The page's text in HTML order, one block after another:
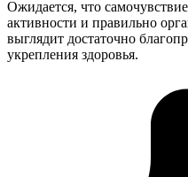
Ожидается, что
активности и правильно
выглядит достаточно
укрепления здоровья.